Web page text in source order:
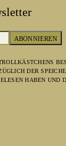
ABONNIEREN
DER
HABEN UND